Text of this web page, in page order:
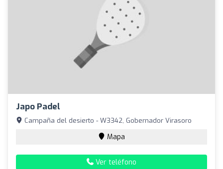
Japo Padel
Campaña del desierto - W3342, Gobernador Virasoro
Mapa
Ver teléfono